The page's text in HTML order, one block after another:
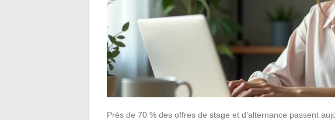
Près de 70 % des offres de stage et d’alternance passent